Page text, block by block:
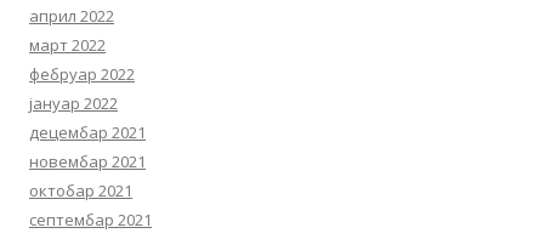
април 2022
март 2022
фебруар 2022
јануар 2022
децембар 2021
новембар 2021
октобар 2021
септембар 2021